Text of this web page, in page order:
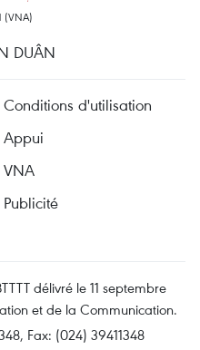
(VNA)
DUÂN
Conditions d'utilisation
Appui
VNA
Publicité
délivré le 11 septembre
et de la Communication.
Fax: (024) 39411348